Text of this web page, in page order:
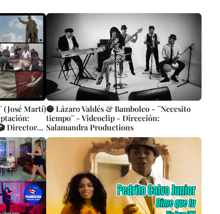
(José Martí)
Directora:
🟡 Lázaro Valdés & Bamboleo - ¨Necesito
tiempo¨ - Videoclip - Dirección:
Salamandra Productions